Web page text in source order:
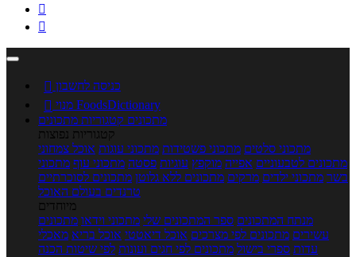


 כניסה לחשבון

מנוי FoodsDictionary
מתכונים קטגוריות מתכונים
קטגוריות נפוצות
מתכוני סלטים מתכוני פשטידות מתכוני עוגות אוכל צמחוני
מתכונים לטבעוניים אפייה מוקפץ עוגיות פסטה מתכוני עוף מתכוני
בשר מתכוני ילדים מרקים מתכונים ללא גלוטן מתכונים לסוכרתיים
טרנדים בעולם האוכל
מיוחדים
מנתח המתכונים ספר המתכונים שלי מתכוני וידאו מתכונים
עשירים מתכונים לפי מצרכים אוכל דיאטטי אוכל בריא מאכלי
עדות ספרי בישול מתכונים לפי חגים ועונות לפי שיטות הכנה